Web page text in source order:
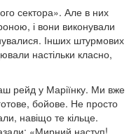
сектора». Але в них
і вони виконували
Інших штурмових
настільки класно,
рейд у Маріїнку. Ми вже
бойове. Не просто
навіщо те кільце.
«Мирний наступ!